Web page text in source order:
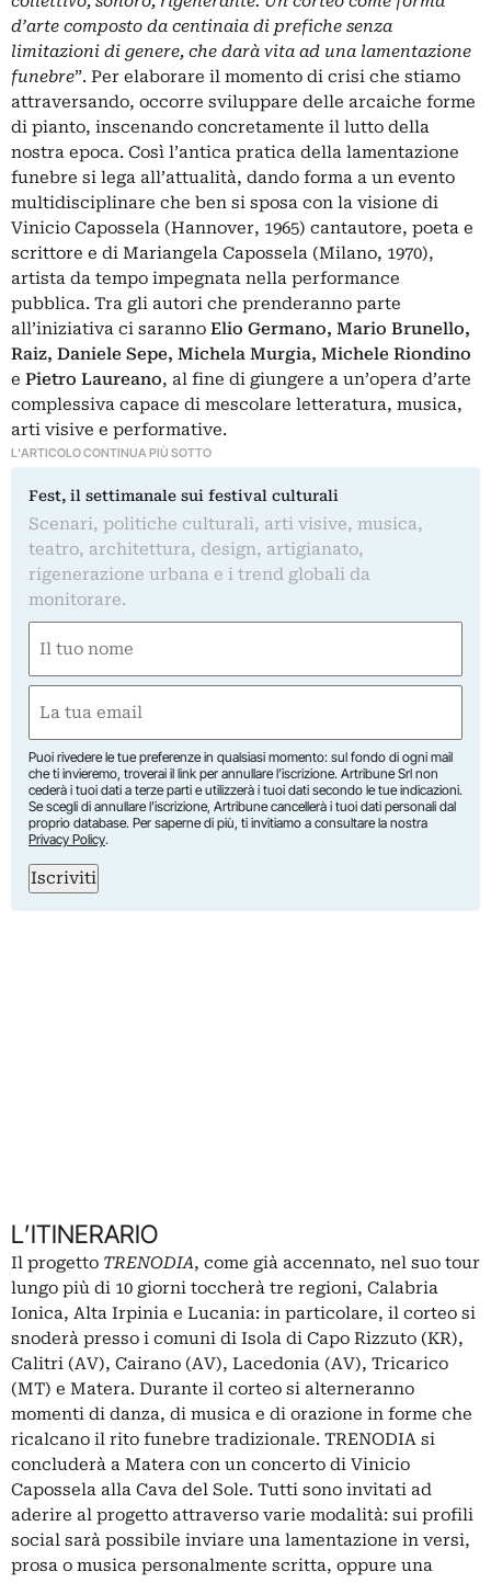
d’arte composto da centinaia di prefiche senza
limitazioni di genere, che darà vita ad una lamentazione
funebre”. Per elaborare il momento di crisi che stiamo
attraversando, occorre sviluppare delle arcaiche forme
di pianto, inscenando concretamente il lutto della
nostra epoca. Così l’antica pratica della lamentazione
funebre si lega all’attualità, dando forma a un evento
multidisciplinare che ben si sposa con la visione di
Vinicio Capossela (Hannover, 1965) cantautore, poeta e
scrittore e di Mariangela Capossela (Milano, 1970),
artista da tempo impegnata nella performance
pubblica. Tra gli autori che prenderanno parte
all’iniziativa ci saranno Elio Germano, Mario Brunello,
Raiz, Daniele Sepe, Michela Murgia, Michele Riondino
e Pietro Laureano, al fine di giungere a un’opera d’arte
complessiva capace di mescolare letteratura, musica,
arti visive e performative.
L'ARTICOLO CONTINUA PIÙ SOTTO
Fest, il settimanale sui festival culturali
Scenari, politiche culturali, arti visive, musica,
teatro, architettura, design, artigianato,
rigenerazione urbana e i trend globali da
monitorare.
(Required)
First
(Required)
Puoi rivedere le tue preferenze in qualsiasi momento: sul fondo di ogni mail
che ti invieremo, troverai il link per annullare l’iscrizione. Artribune Srl non
cederà i tuoi dati a terze parti e utilizzerà i tuoi dati secondo le tue indicazioni.
Se scegli di annullare l’iscrizione, Artribune cancellerà i tuoi dati personali dal
proprio database. Per saperne di più, ti invitiamo a consultare la nostra
Privacy Policy.
Iscriviti
L’ITINERARIO
Il progetto TRENODIA, come già accennato, nel suo tour
lungo più di 10 giorni toccherà tre regioni, Calabria
Ionica, Alta Irpinia e Lucania: in particolare, il corteo si
snoderà presso i comuni di Isola di Capo Rizzuto (KR),
Calitri (AV), Cairano (AV), Lacedonia (AV), Tricarico
(MT) e Matera. Durante il corteo si alterneranno
momenti di danza, di musica e di orazione in forme che
ricalcano il rito funebre tradizionale. TRENODIA si
concluderà a Matera con un concerto di Vinicio
Capossela alla Cava del Sole. Tutti sono invitati ad
aderire al progetto attraverso varie modalità: sui profili
social sarà possibile inviare una lamentazione in versi,
prosa o musica personalmente scritta, oppure una